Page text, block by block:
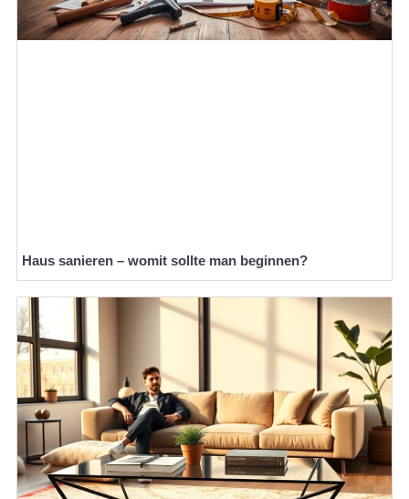
Haus sanieren – womit sollte man beginnen?